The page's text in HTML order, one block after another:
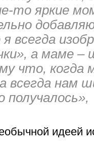
то яркие
всегда
а маме –
что, когда
всегда нам
получалось»,
идеей